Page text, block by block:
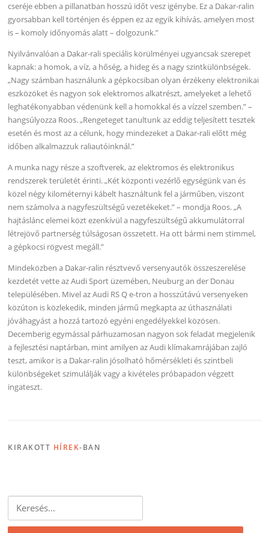
cseréje ebben a pillanatban hosszú időt vesz igénybe. Ez a Dakar-ralin
gyorsabban kell történjen és éppen ez az egyik kihívás, amelyen most
is – komoly időnyomás alatt – dolgozunk.”
Nyilvánvalóan a Dakar-rali speciális körülményei ugyancsak szerepet
kapnak: a homok, a víz, a hőség, a hideg és a nagy szintkülönbségek.
„Nagy számban használunk a gépkocsiban olyan érzékeny elektronikai
eszközöket és nagyon sok elektromos alkatrészt, amelyeket a lehető
leghatékonyabban védenünk kell a homokkal és a vízzel szemben.” –
hangsúlyozza Roos. „Rengeteget tanultunk az eddig teljesített tesztek
esetén és most az a célunk, hogy mindezeket a Dakar-rali előtt még
időben alkalmazzuk raliautóinknál.”
A munka nagy része a szoftverek, az elektromos és elektronikus
rendszerek területét érinti. „Két központi vezérlő egységünk van és
közel négy kilométernyi kábelt használtunk fel a járműben, viszont
nem számolva a nagyfeszültségű vezetékeket.” – mondja Roos. „A
hajtáslánc elemei közt ezenkívül a nagyfeszültségű akkumulátorral
létrejövő partnerség túlságosan összetett. Ha ott bármi nem stimmel,
a gépkocsi rögvest megáll.”
Mindeközben a Dakar-ralin résztvevő versenyautók összeszerelése
kezdetét vette az Audi Sport üzemében, Neuburg an der Donau
településében. Mivel az Audi RS Q e-tron a hosszútávú versenyeken
közúton is közlekedik, minden jármű megkapta az úthasználati
jóváhagyást a hozzá tartozó egyéni engedélyekkel közösen.
Decemberig egymással párhuzamosan nagyon sok feladat megjelenik
a fejlesztési naptárban, mint amilyen az Audi klímakamrájában zajló
teszt, amikor is a Dakar-ralin jósolható hőmérsékleti és szintbeli
különbségeket szimulálják vagy a kivételes próbapadon végzett
ingateszt.
KIRAKOTT HÍREK-BAN